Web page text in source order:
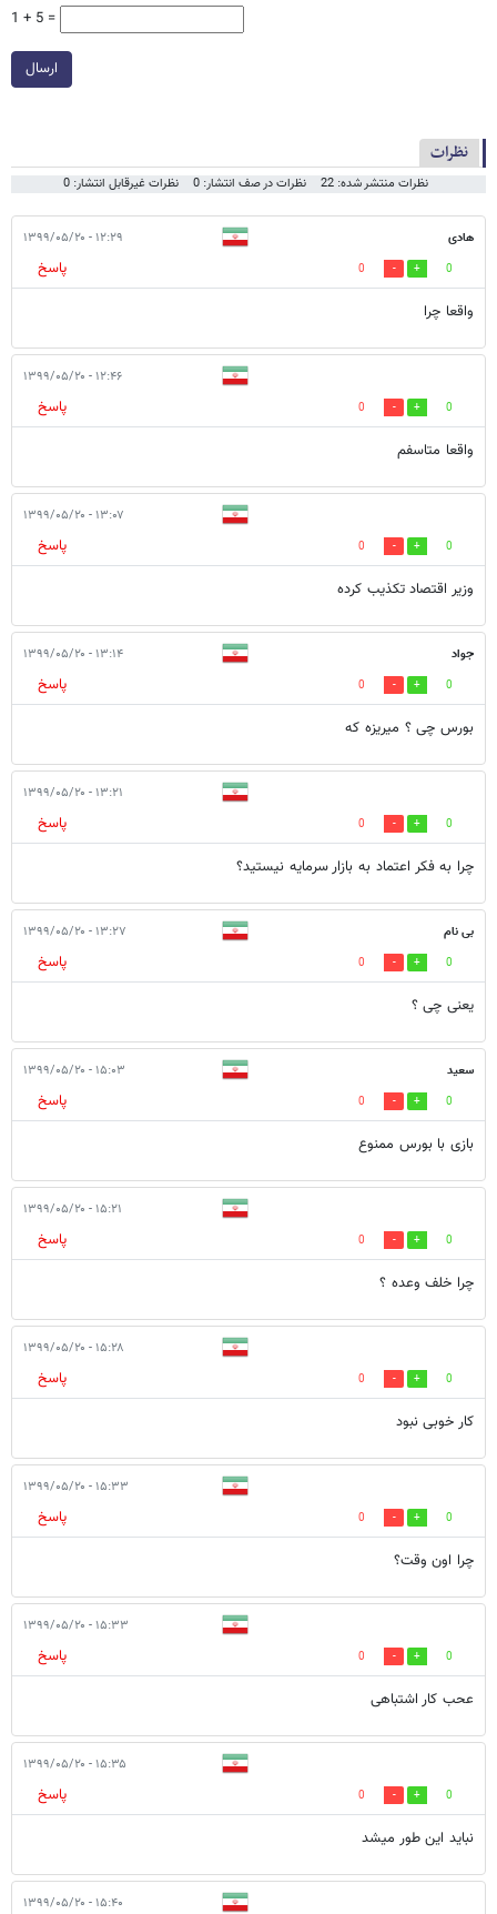
1 + 5 =
ارسال
نظرات
نظرات منتشر شده: 22 نظرات در صف انتشار: 0 نظرات غیرقابل انتشار: 0
هادی ۱۲:۲۹ - ۱۳۹۹/۰۵/۲۰
0
0
پاسخ
واقعا چرا
۱۲:۴۶ - ۱۳۹۹/۰۵/۲۰
0
0
پاسخ
واقعا متاسفم
۱۳:۰۷ - ۱۳۹۹/۰۵/۲۰
0
0
پاسخ
وزیر اقتصاد تکذیب کرده
جواد ۱۳:۱۴ - ۱۳۹۹/۰۵/۲۰
0
0
پاسخ
بورس چی ؟ میریزه که
۱۳:۲۱ - ۱۳۹۹/۰۵/۲۰
0
0
پاسخ
چرا به فکر اعتماد به بازار سرمایه نیستید؟
بی نام ۱۳:۲۷ - ۱۳۹۹/۰۵/۲۰
0
0
پاسخ
یعنی چی ؟
سعید ۱۵:۰۳ - ۱۳۹۹/۰۵/۲۰
0
0
پاسخ
بازی با بورس ممنوع
۱۵:۲۱ - ۱۳۹۹/۰۵/۲۰
0
0
پاسخ
چرا خلف وعده ؟
۱۵:۲۸ - ۱۳۹۹/۰۵/۲۰
0
0
پاسخ
کار خوبی نبود
۱۵:۳۳ - ۱۳۹۹/۰۵/۲۰
0
0
پاسخ
چرا اون وقت؟
۱۵:۳۳ - ۱۳۹۹/۰۵/۲۰
0
0
پاسخ
عحب کار اشتباهی
۱۵:۳۵ - ۱۳۹۹/۰۵/۲۰
0
0
پاسخ
نباید این طور میشد
۱۵:۴۰ - ۱۳۹۹/۰۵/۲۰